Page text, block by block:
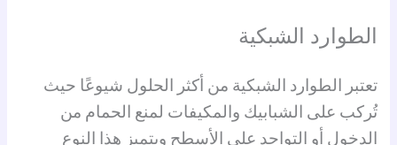
الطوارد الشبكية
تعتبر الطوارد الشبكية من أكثر الحلول شيوعًا حيث
تُركب على الشبابيك والمكيفات لمنع الحمام من
الدخول أو التواجد على الأسطح ويتميز هذا النوع